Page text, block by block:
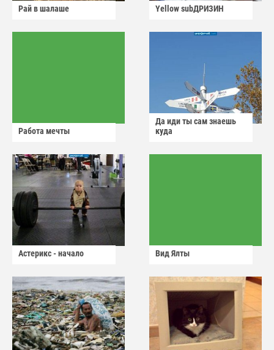
Рай в шалаше Yellow subДРИЗИН
Работа мечты
Да иди ты сам знаешь
куда
Астерикс - начало Вид Ялты